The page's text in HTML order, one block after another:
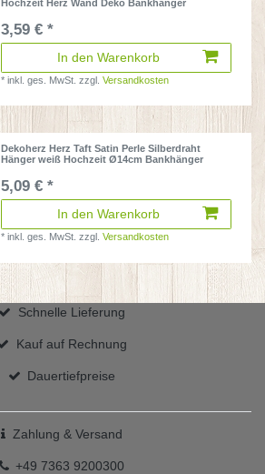
Hochzeit Herz Wand Deko Bankhänger
3,59 € *
In den Warenkorb
*inkl. ges. MwSt. zzgl.Versandkosten
Dekoherz Herz Taft Satin Perle Silberdraht
Hänger weiß Hochzeit Ø14cm Bankhänger
5,09 € *
In den Warenkorb
*inkl. ges. MwSt. zzgl.Versandkosten
Schnelle Lieferung
Kauf auf Rechnung
Dauertiefpreise
Zahlung & Versand
+49 7363 9200300